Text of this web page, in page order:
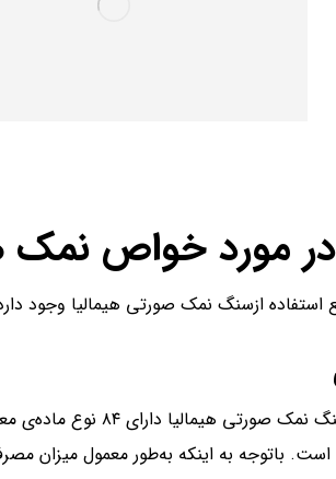
در مورد خواص نمک
استفاده‌ ازسنگ نمک صورتی هیمالیا وجود
است. با‌توجه به اینکه به‌طور معمول میزان